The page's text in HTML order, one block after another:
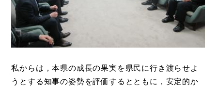
私からは，本県の成長の果実を県民に行き渡らせよ
うとする知事の姿勢を評価するとともに，安定的か